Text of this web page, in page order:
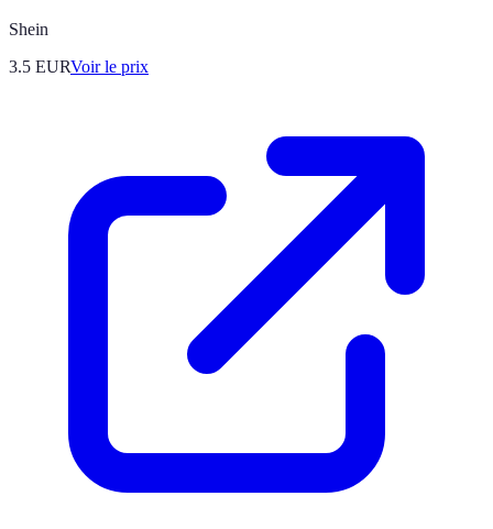
Shein
3.5 EURVoir le prix